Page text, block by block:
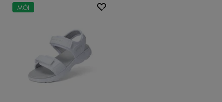
Hệ thống quai lưới thoáng khí phối da si cao cấp dịu
kết hợp chất liệu vải lưới dệt cao cấp mềm mại và các mảng
viền da tổng hợp (da si) chất lượng cao màu trắng tinh khiết
bo viền sắc sảo. Sự đan xen này mang lại khả năng đối lưu
không khí tối đa, giúp đôi chân bé luôn khô ráo, loại bỏ hoàn
toàn cảm giác bí bách hay hầm mồ hôi chân hằng ngày.
Đồng thời, lớp lót mịn màng phía dưới giúp giảm thiểu ma sát
MỚI